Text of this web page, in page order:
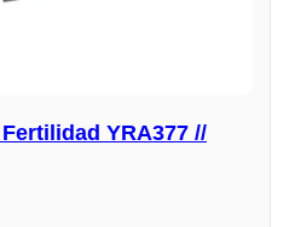
YRA377 //